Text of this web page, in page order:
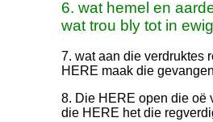
6. wat hemel en
wat trou bly tot in
7. wat aan die verdruktes
HERE maak die
8. Die HERE open die oë
die HERE het die